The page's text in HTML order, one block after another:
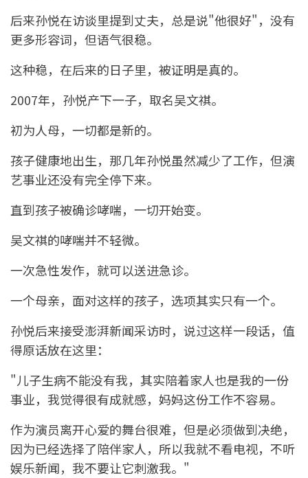
后来孙悦在访谈里提到丈夫，总是说"他很好"，没有
更多形容词，但语气很稳。
这种稳，在后来的日子里，被证明是真的。
2007年，孙悦产下一子，取名吴文祺。
初为人母，一切都是新的。
孩子健康地出生，那几年孙悦虽然减少了工作，但演
艺事业还没有完全停下来。
直到孩子被确诊哮喘，一切开始变。
吴文祺的哮喘并不轻微。
一次急性发作，就可以送进急诊。
一个母亲，面对这样的孩子，选项其实只有一个。
孙悦后来接受澎湃新闻采访时，说过这样一段话，值
得原话放在这里：
"儿子生病不能没有我，其实陪着家人也是我的一份
事业，我觉得很有成就感，妈妈这份工作不容易。
作为演员离开心爱的舞台很难，但是必须做到决绝，
因为已经选择了陪伴家人，所以我就不看电视，不听
娱乐新闻，我不要让它刺激我。"